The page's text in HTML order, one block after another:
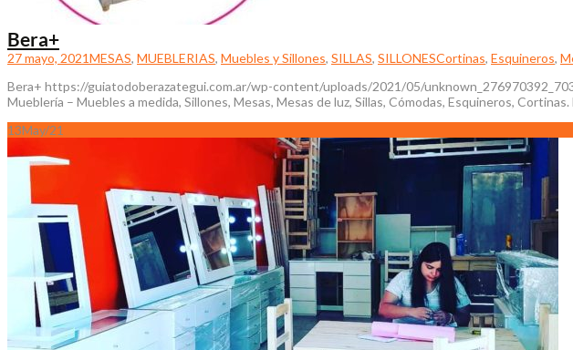
Bera+
27 mayo, 2021MESAS, MUEBLERIAS, Muebles y Sillones, SILLAS, SILLONESCortinas, Esquineros,
Bera+ https://guiatodoberazategui.com.ar/wp-content/uploads/2021/05/
Mueblería – Muebles a medida, Sillones, Mesas, Mesas de luz, Sillas, Cómodas, Esquineros,
13May/21